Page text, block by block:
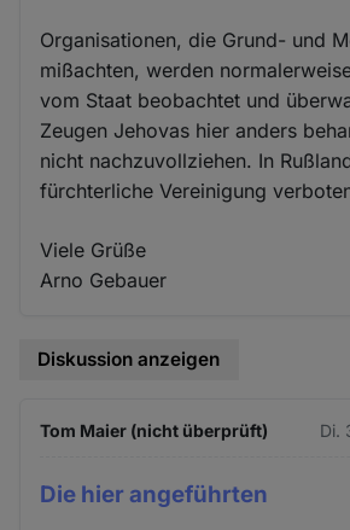
Organisationen, die Grund- und
mißachten, werden
vom Staat beobachtet und
Zeugen Jehovas hier anders
nicht nachzuvollziehen. In
fürchterliche Vereinigung
Viele Grüße
Arno Gebauer
Diskussion anzeigen
Tom Maier (nicht überprüft) Di.
Die hier angeführten